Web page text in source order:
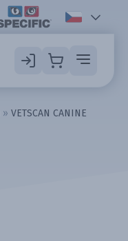
» VETSCAN CANINE